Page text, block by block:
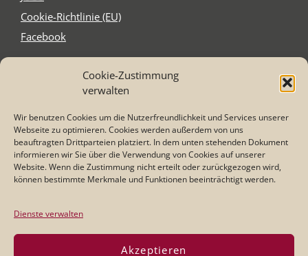
Cookie-Zustimmung
verwalten
Wir benutzen Cookies um die Nutzerfreundlichkeit und Services unserer
Webseite zu optimieren. Cookies werden außerdem von uns
beauftragten Drittparteien platziert. In dem unten stehenden Dokument
informieren wir Sie über die Verwendung von Cookies auf unserer
Website. Wenn die Zustimmung nicht erteilt oder zurückgezogen wird,
können bestimmte Merkmale und Funktionen beeinträchtigt werden.
Dienste verwalten
Akzeptieren
Coo­kie-Rich­t­­li­­nie (EU)
Face­book
Schnitzel´s
Elzer Str. 2-4
Tel. 0 64 31 - 21 75 87
Mail: info@schnitzel-s.com
Öffnungszeiten
11:30 - 14:00 und 17:00 -22:00 Uhr